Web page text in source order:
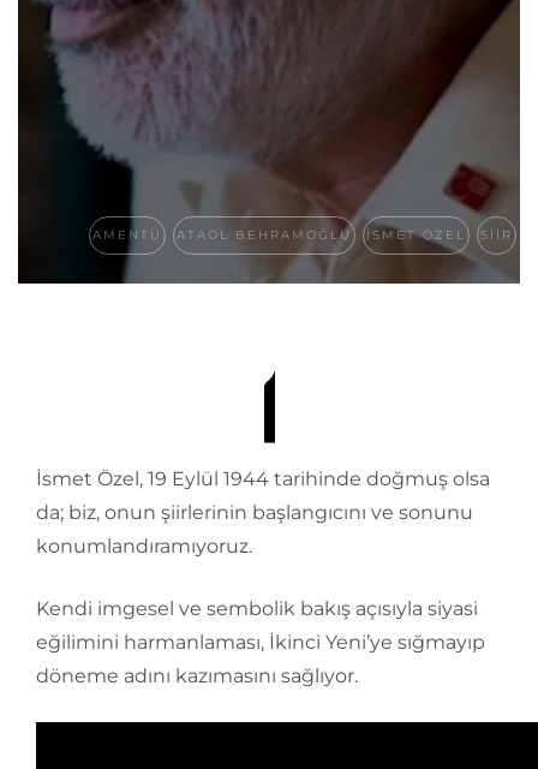
AMENTÜ ATAOL BEHRAMOĞLU ISMET ÖZEL SIIR
İsmet Özel, 19 Eylül 1944 tarihinde doğmuş olsa
da; biz, onun şiirlerinin başlangıcını ve sonunu
konumlandıramıyoruz.
Kendi imgesel ve sembolik bakış açısıyla siyasi
eğilimini harmanlaması, İkinci Yeni’ye sığmayıp
döneme adını kazımasını sağlıyor.